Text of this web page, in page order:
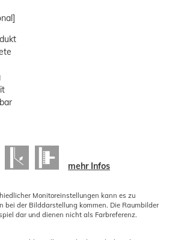
mehr Infos
Monitoreinstellungen kann es zu
bei der Bilddarstellung kommen. Die Raumbilder
dar und dienen nicht als Farbreferenz.